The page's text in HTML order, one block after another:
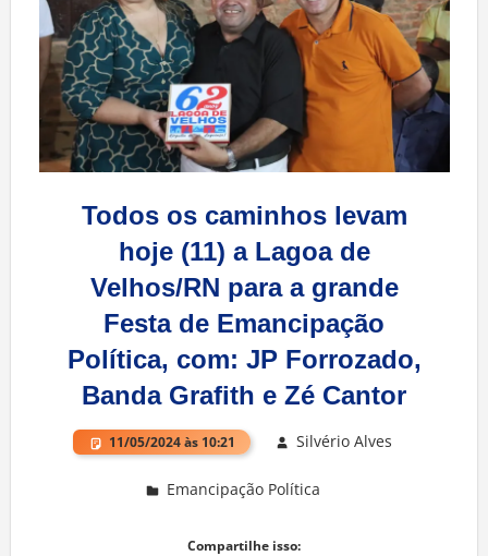
Todos os caminhos levam
hoje (11) a Lagoa de
Velhos/RN para a grande
Festa de Emancipação
Política, com: JP Forrozado,
Banda Grafith e Zé Cantor
11/05/2024 às 10:21 Silvério Alves
Emancipação Política
Compartilhe isso: